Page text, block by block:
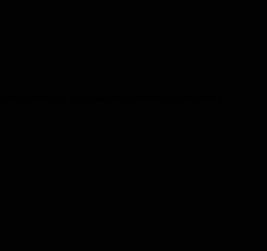
onunla qarşılıqlı əlaqədə; Ənənəvi LED displeylə